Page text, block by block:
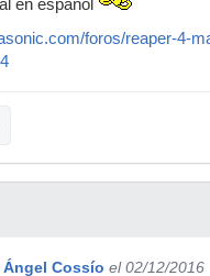
en español
foros/reaper-4-
Ángel Cossío el 02/12/2016